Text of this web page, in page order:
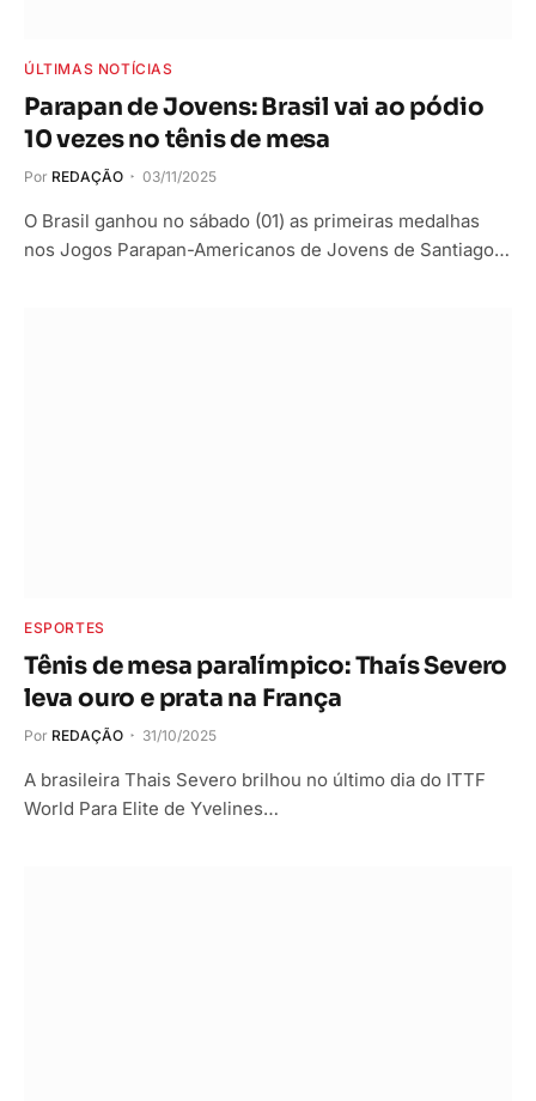
ÚLTIMAS NOTÍCIAS
Parapan de Jovens: Brasil vai ao pódio
10 vezes no tênis de mesa
Por REDAÇÃO 03/11/2025
O Brasil ganhou no sábado (01) as primeiras medalhas
nos Jogos Parapan-Americanos de Jovens de Santiago…
ESPORTES
Tênis de mesa paralímpico: Thaís Severo
leva ouro e prata na França
Por REDAÇÃO 31/10/2025
A brasileira Thais Severo brilhou no último dia do ITTF
World Para Elite de Yvelines…